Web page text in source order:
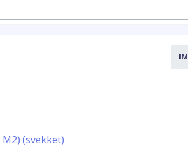
IM
(svekket)